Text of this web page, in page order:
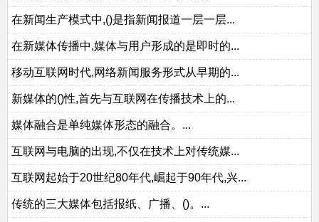
在新闻生产模式中,()是指新闻报道一层一层...
在新媒体传播中,媒体与用户形成的是即时的...
移动互联网时代,网络新闻服务形式从早期的...
新媒体的()性,首先与互联网在传播技术上的...
媒体融合是单纯媒体形态的融合。...
互联网与电脑的出现,不仅在技术上对传统媒...
互联网起始于20世纪80年代,崛起于90年代,兴...
传统的三大媒体包括报纸、广播、()。...